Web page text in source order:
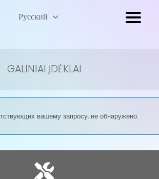
Lietuvių Литовский
Русский
GALINIAI ĮDĖKLAI
вашему запросу, не обнаружено.